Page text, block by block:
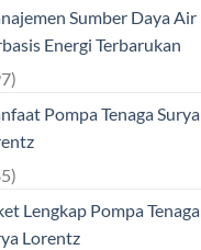
Sumber Daya Air
Energi Terbarukan
Pompa Tenaga Surya
Lengkap Pompa Tenaga
Lorentz